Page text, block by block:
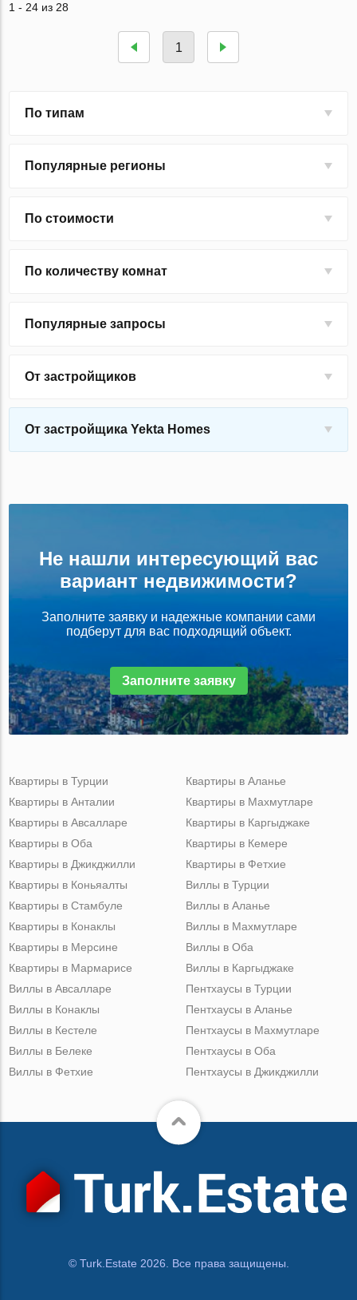
1 - 24 из 28
1
По типам
Популярные регионы
По стоимости
По количеству комнат
Популярные запросы
От застройщиков
От застройщика Yekta Homes
Не нашли интересующий вас
вариант недвижимости?
Заполните заявку и надежные компании сами
подберут для вас подходящий объект.
Заполните заявку
Квартиры в Турции
Квартиры в Анталии
Квартиры в Авсалларе
Квартиры в Оба
Квартиры в Джикджилли
Квартиры в Аланье
Квартиры в Махмутларе
Квартиры в Каргыджаке
Квартиры в Кемере
Квартиры в Фетхие
Квартиры в Коньяалты
Квартиры в Стамбуле
Квартиры в Конаклы
Квартиры в Мерсине
Квартиры в Мармарисе
Виллы в Турции
Виллы в Аланье
Виллы в Махмутларе
Виллы в Оба
Виллы в Каргыджаке
Виллы в Авсалларе
Виллы в Конаклы
Виллы в Кестеле
Виллы в Белеке
Виллы в Фетхие
Пентхаусы в Турции
Пентхаусы в Аланье
Пентхаусы в Махмутларе
Пентхаусы в Оба
Пентхаусы в Джикджилли
© Turk.Estate 2026. Все права защищены.